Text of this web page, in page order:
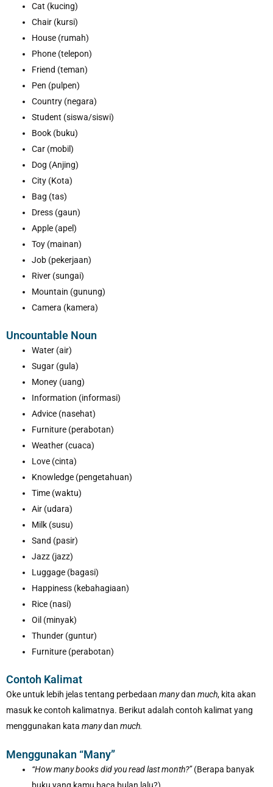
Cat (kucing)
Chair (kursi)
House (rumah)
Phone (telepon)
Friend (teman)
Pen (pulpen)
Country (negara)
Student (siswa/siswi)
Book (buku)
Car (mobil)
Dog (Anjing)
City (Kota)
Bag (tas)
Dress (gaun)
Apple (apel)
Toy (mainan)
Job (pekerjaan)
River (sungai)
Mountain (gunung)
Camera (kamera)
Uncountable Noun
Water (air)
Sugar (gula)
Money (uang)
Information (informasi)
Advice (nasehat)
Furniture (perabotan)
Weather (cuaca)
Love (cinta)
Knowledge (pengetahuan)
Time (waktu)
Air (udara)
Milk (susu)
Sand (pasir)
Jazz (jazz)
Luggage (bagasi)
Happiness (kebahagiaan)
Rice (nasi)
Oil (minyak)
Thunder (guntur)
Furniture (perabotan)
Contoh Kalimat
Oke untuk lebih jelas tentang perbedaan manydan much, kita akan
masuk ke contoh kalimatnya. Berikut adalah contoh kalimat yang
menggunakan kata manydan much.
Menggunakan “Many”
“How many books did you read last month?”(Berapa banyak